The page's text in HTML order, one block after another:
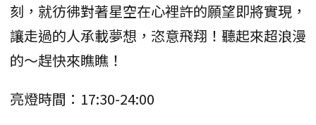
刻，就彷彿對著星空在心裡許的願望即將實現，
讓走過的人承載夢想，恣意飛翔！聽起來超浪漫
的～趕快來瞧瞧！
亮燈時間：17:30-24:00